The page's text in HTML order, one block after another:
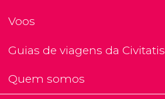
Voos
Guias de viagens da Civitatis
Quem somos